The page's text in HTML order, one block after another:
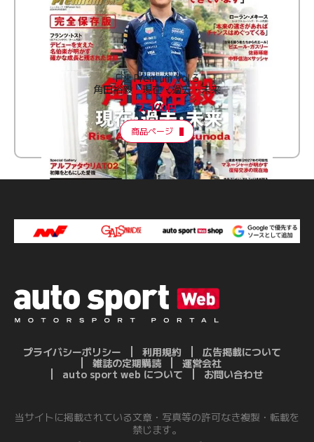
F速 Premium Vol.3
角田裕毅 現在・過去・未来
2,100円
商品ページ
プライバシーポリシー 利用規約
広告掲載について
雑誌の定期購読
運営会社
auto sport web について
お問い合わせ
当サイトに掲載されている文章・写真等の許可なき複製・転載を
禁じます。